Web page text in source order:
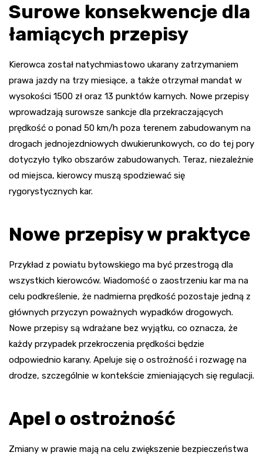
Surowe konsekwencje dla
łamiących przepisy
Kierowca został natychmiastowo ukarany zatrzymaniem
prawa jazdy na trzy miesiące, a także otrzymał mandat w
wysokości 1500 zł oraz 13 punktów karnych. Nowe przepisy
wprowadzają surowsze sankcje dla przekraczających
prędkość o ponad 50 km/h poza terenem zabudowanym na
drogach jednojezdniowych dwukierunkowych, co do tej pory
dotyczyło tylko obszarów zabudowanych. Teraz, niezależnie
od miejsca, kierowcy muszą spodziewać się
rygorystycznych kar.
Nowe przepisy w praktyce
Przykład z powiatu bytowskiego ma być przestrogą dla
wszystkich kierowców. Wiadomość o zaostrzeniu kar ma na
celu podkreślenie, że nadmierna prędkość pozostaje jedną z
głównych przyczyn poważnych wypadków drogowych.
Nowe przepisy są wdrażane bez wyjątku, co oznacza, że
każdy przypadek przekroczenia prędkości będzie
odpowiednio karany. Apeluje się o ostrożność i rozwagę na
drodze, szczególnie w kontekście zmieniających się regulacji.
Apel o ostrożność
Zmiany w prawie mają na celu zwiększenie bezpieczeństwa